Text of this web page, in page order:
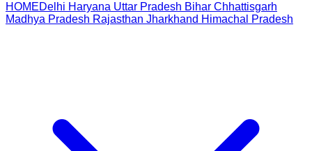
HOMEDelhi Haryana Uttar Pradesh Bihar Chhattisgarh
Madhya Pradesh Rajasthan Jharkhand Himachal Pradesh